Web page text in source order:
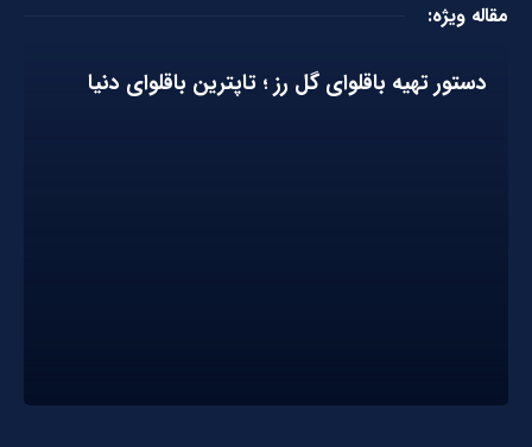
مقاله ویژه:
دستور تهیه باقلوای گل رز ؛ تاپترین باقلوای دنیا